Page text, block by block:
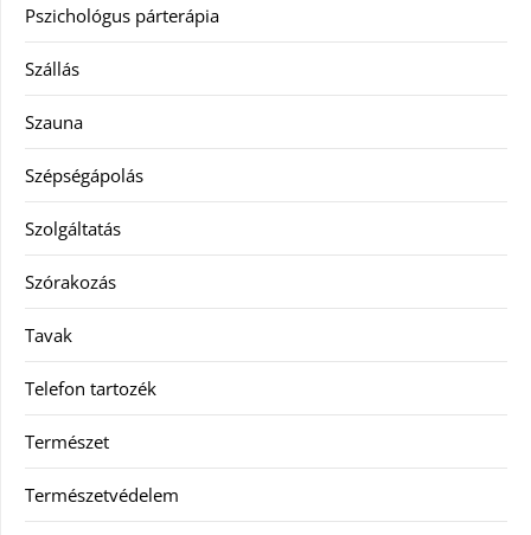
Pszichológus párterápia
Szállás
Szauna
Szépségápolás
Szolgáltatás
Szórakozás
Tavak
Telefon tartozék
Természet
Természetvédelem